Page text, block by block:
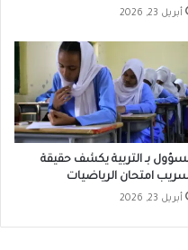
أبريل 23, 2026
بـ التربية يكشف حقيقة
امتحان الرياضيات
أبريل 23, 2026